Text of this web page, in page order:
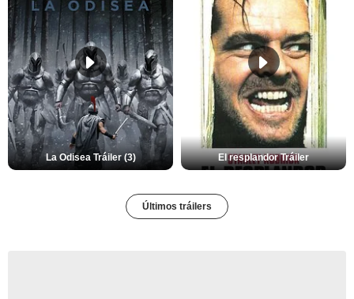
La Odisea Tráiler (3) El resplandor Tráiler
Últimos tráilers